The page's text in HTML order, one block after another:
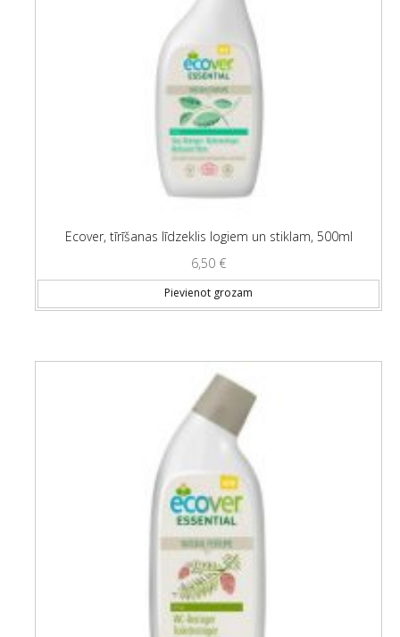
Ecover, tīrīšanas līdzeklis logiem un stiklam, 500ml
6,50 €
Pievienot grozam